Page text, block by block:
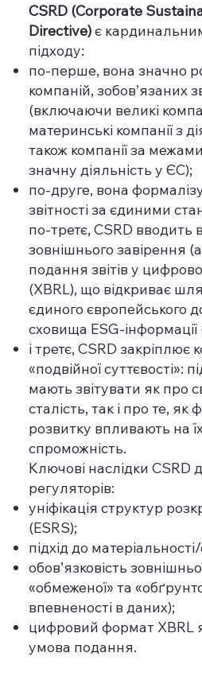
CSRD (Corporate
Directive)є
підходу:
по-перше, вона значно
компаній, зобов’язаних
(включаючи великі
материнські компанії з
також компанії за
значну діяльність у ЄС);
по-друге, вона
звітності за єдиними
по-третє, CSRD вводить
зовнішнього завірення
подання звітів у
(XBRL), що відкриває
єдиного європейського
сховища ESG-інформації
і третє, CSRD закріплює
«подвійної суттєвості»:
мають звітувати як про
сталість, так і про те, як
розвитку впливають на
спроможність.
Ключові наслідки CSRD
регуляторів:
уніфікація структур
(ESRS);
підхід до матеріальності/
обов’язковість
«обмеженої» та
впевненості в даних);
цифровий формат XBRL
умова подання.